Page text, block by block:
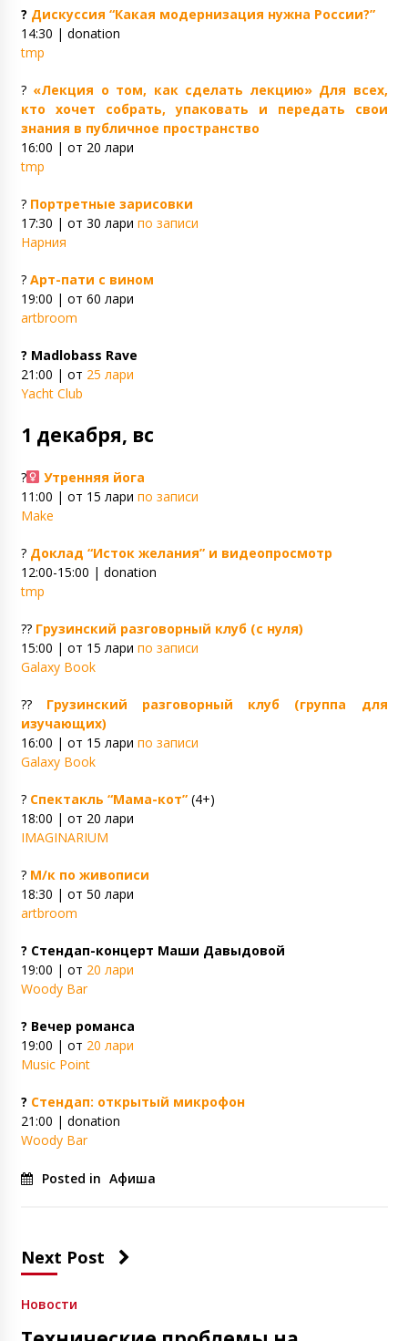
? Дискуссия “Какая модернизация нужна России?”
14:30 | donation
tmp
? «Лекция о том, как сделать лекцию» Для всех,
кто хочет собрать, упаковать и передать свои
знания в публичное пространство
16:00 | от 20 лари
tmp
? Портретные зарисовки
17:30 | от 30 лари по записи
Нарния
? Арт-пати с вином
19:00 | от 60 лари
artbroom
? Madlobass Rave
21:00 | от 25 лари
Yacht Club
1 декабря, вс
?‍
Утренняя йога
11:00 | от 15 лари по записи
Make
? Доклад “Исток желания” и видеопросмотр
12:00-15:00 | donation
tmp
?? Грузинский разговорный клуб (с нуля)
15:00 | от 15 лари по записи
Galaxy Book
?? Грузинский разговорный клуб (группа для
изучающих)
16:00 | от 15 лари по записи
Galaxy Book
? Спектакль “Мама-кот”(4+)
18:00 | от 20 лари
IMAGINARIUM
? М/к по живописи
18:30 | от 50 лари
artbroom
? Стендап-концерт Маши Давыдовой
19:00 | от 20 лари
Woody Bar
? Вечер романса
19:00 | от 20 лари
Music Point
? Стендап: открытый микрофон
21:00 | donation
Woody Bar
Posted in Афиша
Next Post
Новости